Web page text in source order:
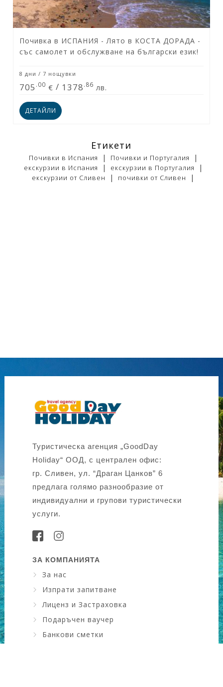
Почивка в ИСПАНИЯ - Лято в КОСТА ДОРАДА -
със самолет и обслужване на български език!
8 дни / 7 нощувки
705 .00 € / 1378.86 лв.
ДЕТАЙЛИ
Етикети
Почивки в Испания | Почивки и Португалия |
екскурзии в Испания | екскурзии в Португалия |
екскурзии от Сливен | почивки от Сливен |
Туристическа агенция „GoodDay
Holiday“ ООД, с централен офис:
гр. Сливен, ул. “Драган Цанков” 6
предлага голямо разнообразие от
индивидуални и групови туристически
услуги.
ЗА КОМПАНИЯТА
За нас
Изпрати запитване
Лиценз и Застраховка
Подаръчен ваучер
Банкови сметки